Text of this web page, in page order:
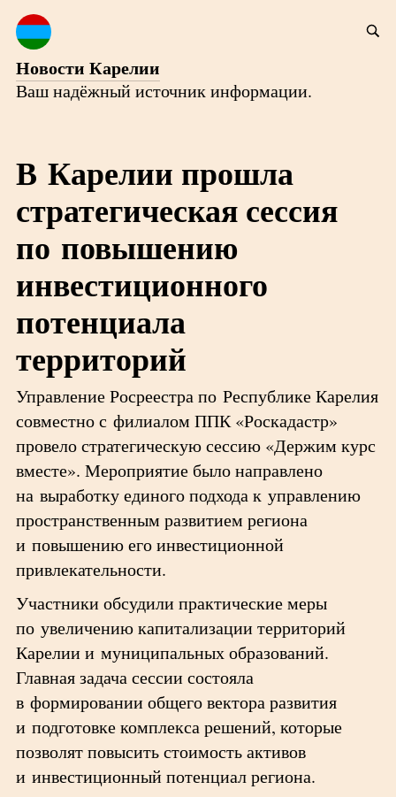
Новости Карелии
Ваш надёжный источник информации.
В Карелии прошла
стратегическая сессия
по повышению
инвестиционного
потенциала
территорий
Управление Росреестра по Республике Карелия
совместно с филиалом ППК «Роскадастр»
провело стратегическую сессию «Держим курс
вместе». Мероприятие было направлено
на выработку единого подхода к управлению
пространственным развитием региона
и повышению его инвестиционной
привлекательности.
Участники обсудили практические меры
по увеличению капитализации территорий
Карелии и муниципальных образований.
Главная задача сессии состояла
в формировании общего вектора развития
и подготовке комплекса решений, которые
позволят повысить стоимость активов
и инвестиционный потенциал региона.